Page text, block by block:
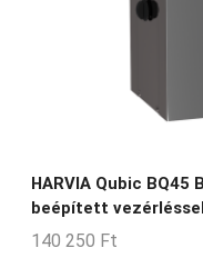
HARVIA Qubic BQ45
beépített
140 250 Ft